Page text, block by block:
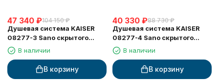
47 340 ₽104 150 ₽
Душевая система KAISER
08277-3 Sano скрытого
монтажа, с термостатом
В наличии
В корзину
40 330 ₽88 730 ₽
Душевая система KAISER
08277-4 Sano скрытого
монтажа, с термостатом
В наличии
В корзину